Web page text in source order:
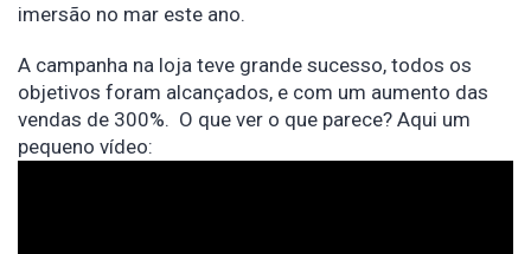
imersão no mar este ano.
A campanha na loja teve grande sucesso, todos os
objetivos foram alcançados, e com um aumento das
vendas de 300%. O que ver o que parece? Aqui um
pequeno vídeo: